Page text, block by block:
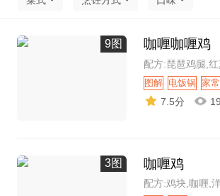
9图 咖喱咖喱鸡
配方:琵琶鸡腿,
图解 电饭锅 家常
7.5分
3图 咖喱鸡
配方:鸡块,咖喱,